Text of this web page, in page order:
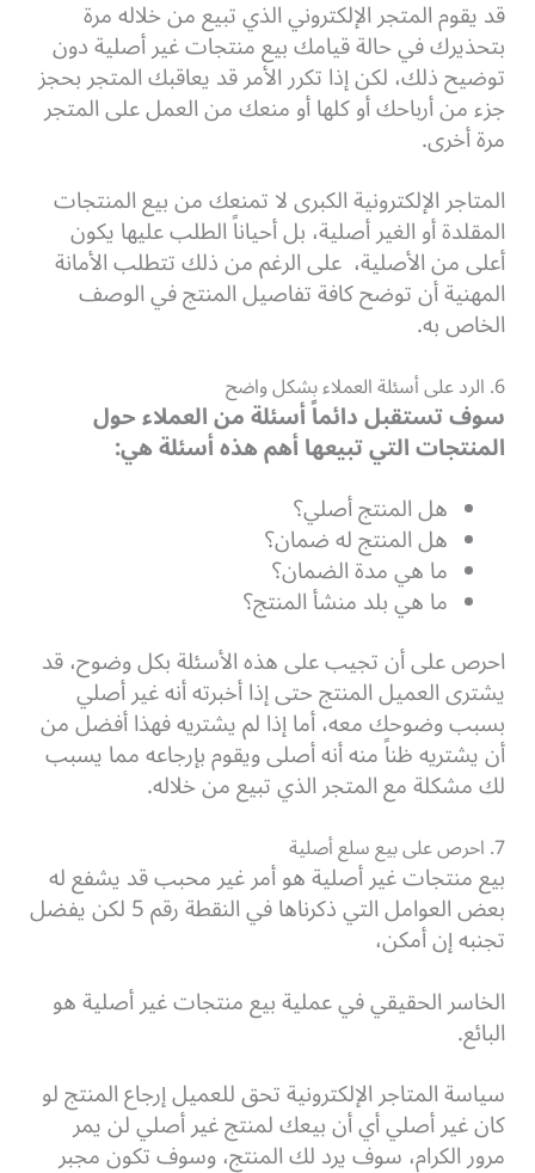
قد يقوم المتجر الإلكتروني الذي تبيع من خلاله مرة
بتحذيرك في حالة قيامك بيع منتجات غير أصلية دون
توضيح ذلك، لكن إذا تكرر الأمر قد يعاقبك المتجر بحجز
جزء من أرباحك أو كلها أو منعك من العمل على المتجر
مرة أخرى.
المتاجر الإلكترونية الكبرى لا تمنعك من بيع المنتجات
المقلدة أو الغير أصلية، بل أحياناً الطلب عليها يكون
أعلى من الأصلية، على الرغم من ذلك تتطلب الأمانة
المهنية أن توضح كافة تفاصيل المنتج في الوصف
الخاص به.
6. الرد على أسئلة العملاء بشكل واضح
سوف تستقبل دائماً أسئلة من العملاء حول
المنتجات التي تبيعها أهم هذه أسئلة هي:
هل المنتج أصلي؟
هل المنتج له ضمان؟
ما هي مدة الضمان؟
ما هي بلد منشأ المنتج؟
احرص على أن تجيب على هذه الأسئلة بكل وضوح، قد
يشترى العميل المنتج حتى إذا أخبرته أنه غير أصلي
بسبب وضوحك معه، أما إذا لم يشتريه فهذا أفضل من
أن يشتريه ظناً منه أنه أصلى ويقوم بإرجاعه مما يسبب
لك مشكلة مع المتجر الذي تبيع من خلاله.
7. احرص على بيع سلع أصلية
بيع منتجات غير أصلية هو أمر غير محبب قد يشفع له
بعض العوامل التي ذكرناها في النقطة رقم 5 لكن يفضل
تجنبه إن أمكن،
الخاسر الحقيقي في عملية بيع منتجات غير أصلية هو
البائع.
سياسة المتاجر الإلكترونية تحق للعميل إرجاع المنتج لو
كان غير أصلي أي أن بيعك لمنتج غير أصلي لن يمر
مرور الكرام، سوف يرد لك المنتج، وسوف تكون مجبر